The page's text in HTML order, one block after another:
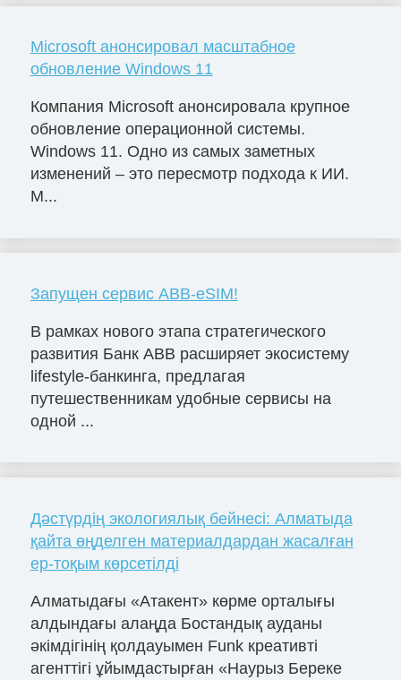
Microsoft анонсировал масштабное
обновление Windows 11
Компания Microsoft анонсировала крупное
обновление операционной системы.
Windows 11. Одно из самых заметных
изменений – это пересмотр подхода к ИИ.
M...
Запущен сервис ABB-eSIM!
В рамках нового этапа стратегического
развития Банк ABB расширяет экосистему
lifestyle-банкинга, предлагая
путешественникам удобные сервисы на
одной ...
Дәстүрдің экологиялық бейнесі: Алматыда
қайта өңделген материалдардан жасалған
ер-тоқым көрсетілді
Алматыдағы «Атакент» көрме орталығы
алдындағы алаңда Бостандық ауданы
әкімдігінің қолдауымен Funk креативті
агенттігі ұйымдастырған «Наурыз Береке